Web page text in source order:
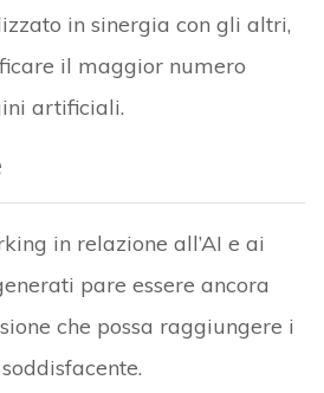
in sinergia con gli altri,
il maggior numero
artificiali.
in relazione all’AI e ai
pare essere ancora
che possa raggiungere i